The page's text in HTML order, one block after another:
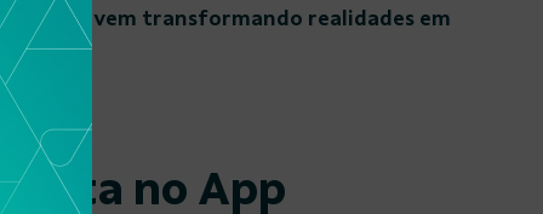
que vem transformando realidades em
no App